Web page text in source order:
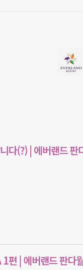
다(?) | 에버랜드 판
편 | 에버랜드 판다